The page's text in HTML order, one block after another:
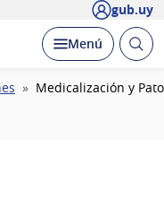
gub.uy
Desplegar
Menú Abrir
Medicalización y